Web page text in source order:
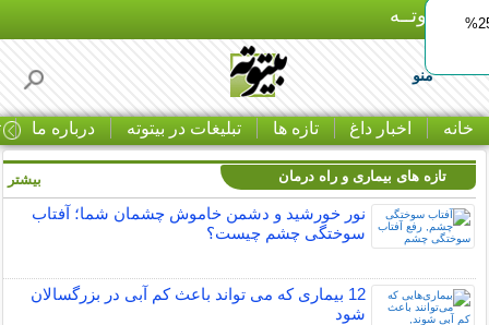
بـیتوتــه
منو
خانه اخبار داغ تازه ها تبلیغات در بیتوته درباره ما
ایمپلنت اقساطی با ضمانت مادام‌العمر+ 25%
تازه های بیماری و راه درمان
نور خورشید و دشمن خاموش چشمان شما؛ آفتاب
سوختگی چشم چیست؟
12 بیماری که می تواند باعث کم آبی در بزرگسالان
شود
بیشتر